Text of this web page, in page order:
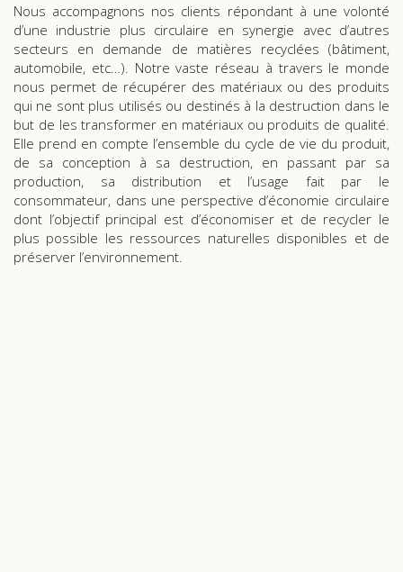
Nous accompagnons nos clients répondant à une volonté
d’une industrie plus circulaire en synergie avec d’autres
secteurs en demande de matières recyclées (bâtiment,
automobile, etc…). Notre vaste réseau à travers le monde
nous permet de récupérer des matériaux ou des produits
qui ne sont plus utilisés ou destinés à la destruction dans le
but de les transformer en matériaux ou produits de qualité.
Elle prend en compte l’ensemble du cycle de vie du produit,
de sa conception à sa destruction, en passant par sa
production, sa distribution et l’usage fait par le
consommateur, dans une perspective d’économie circulaire
dont l’objectif principal est d’économiser et de recycler le
plus possible les ressources naturelles disponibles et de
préserver l’environnement.